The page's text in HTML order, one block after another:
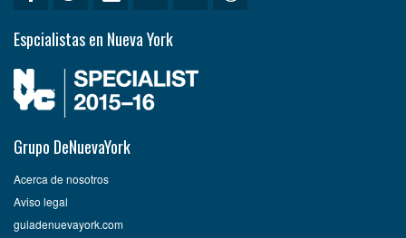
Espcialistas en Nueva York
Grupo DeNuevaYork
Acerca de nosotros
Aviso legal
guiadenuevayork.com